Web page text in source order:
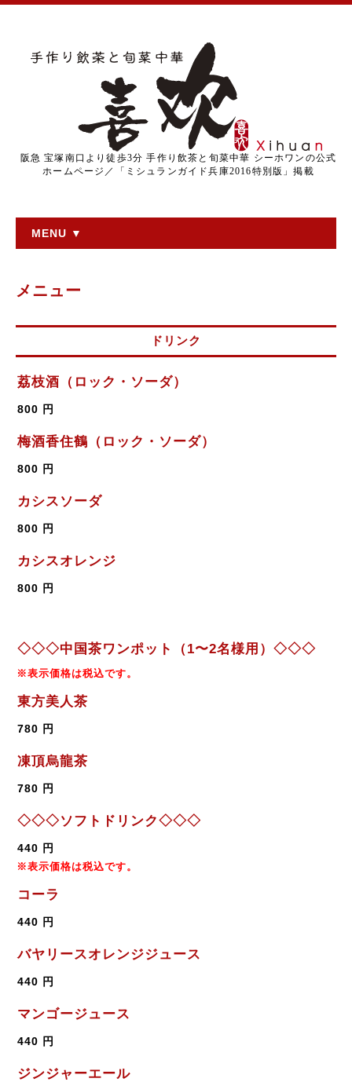
阪急 宝塚南口より徒歩3分 手作り飲茶と旬菜中華 シーホワンの公式
ホームページ／「ミシュランガイド兵庫2016特別版」掲載
MENU ▼
メニュー
ドリンク
荔枝酒（ロック・ソーダ）
800 円
梅酒香住鶴（ロック・ソーダ）
800 円
カシスソーダ
800 円
カシスオレンジ
800 円
◇◇◇中国茶ワンポット（1〜2名様用）◇◇◇
※表示価格は税込です。
東方美人茶
780 円
凍頂烏龍茶
780 円
◇◇◇ソフトドリンク◇◇◇
440 円
※表示価格は税込です。
コーラ
440 円
バヤリースオレンジジュース
440 円
マンゴージュース
440 円
ジンジャーエール